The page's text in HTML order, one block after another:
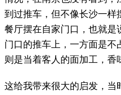
到过推车，但不像长沙一样
餐厅摆在自家门口，也就是
门口的推车上，一方面是不
则是当着客人的面加工，香
这给我带来很大的启发，当